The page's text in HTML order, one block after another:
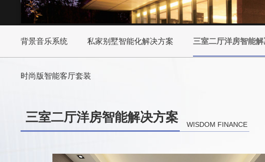
背景音乐系统 私家别墅智能化解决方案 三室二厅洋房智能
时尚版智能客厅套装
三室二厅洋房智能解决方案 WISDOM FINANCE